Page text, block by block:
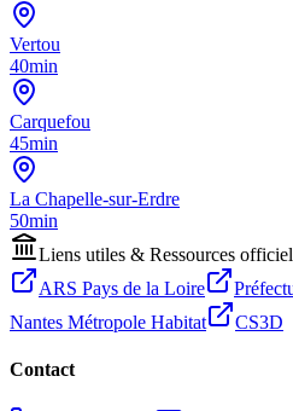
Vertou
40min
Carquefou
45min
La Chapelle-sur-Erdre
50min
Liens utiles & Ressources
ARS Pays de la Loire
Nantes Métropole Habitat
CS3D
Contact